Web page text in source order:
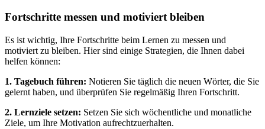
Fortschritte messen und motiviert bleiben
Es ist wichtig, Ihre Fortschritte beim Lernen zu messen und
motiviert zu bleiben. Hier sind einige Strategien, die Ihnen dabei
helfen können:
1. Tagebuch führen: Notieren Sie täglich die neuen Wörter, die Sie
gelernt haben, und überprüfen Sie regelmäßig Ihren Fortschritt.
2. Lernziele setzen: Setzen Sie sich wöchentliche und monatliche
Ziele, um Ihre Motivation aufrechtzuerhalten.